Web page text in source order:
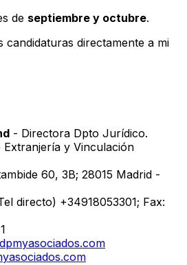
de septiembre y octubre.
candidaturas directamente a mi
- Directora Dpto Jurídico.
y Vinculación
60, 3B; 28015 Madrid -
directo) +34918053301; Fax: